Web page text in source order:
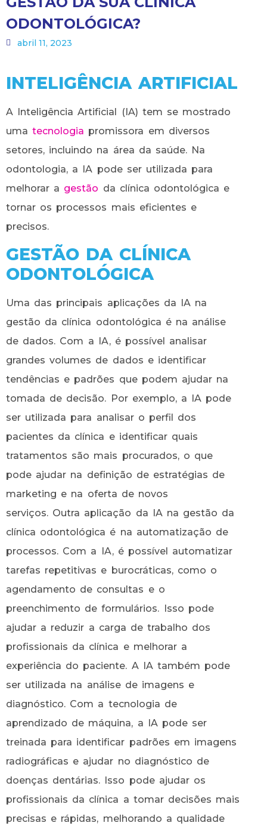
ODONTOLÓGICA?
abril 11, 2023
INTELIGÊNCIA ARTIFICIAL
A Inteligência Artificial (IA) tem se mostrado
umatecnologia promissora em diversos
setores, incluindo na área da saúde. Na
odontologia, a IA pode ser utilizada para
melhorar a gestão da clínica odontológica e
tornar os processos mais eficientes e
precisos.
GESTÃO DA CLÍNICA
ODONTOLÓGICA
Uma das principais aplicações da IA na
gestão da clínica odontológica é na análise
de dados. Com a IA, é possível analisar
grandes volumes de dados e identificar
tendências e padrões que podem ajudar na
tomada de decisão. Por exemplo, a IA pode
ser utilizada para analisar o perfil dos
pacientes da clínica e identificar quais
tratamentos são mais procurados, o que
pode ajudar na definição de estratégias de
marketing e na oferta de novos
serviços. Outra aplicação da IA na gestão da
clínica odontológica é na automatização de
processos. Com a IA, é possível automatizar
tarefas repetitivas e burocráticas, como o
agendamento de consultas e o
preenchimento de formulários. Isso pode
ajudar a reduzir a carga de trabalho dos
profissionais da clínica e melhorar a
experiência do paciente. A IA também pode
ser utilizada na análise de imagens e
diagnóstico. Com a tecnologia de
aprendizado de máquina, a IA pode ser
treinada para identificar padrões em imagens
radiográficas e ajudar no diagnóstico de
doenças dentárias. Isso pode ajudar os
profissionais da clínica a tomar decisões mais
precisas e rápidas, melhorando a qualidade